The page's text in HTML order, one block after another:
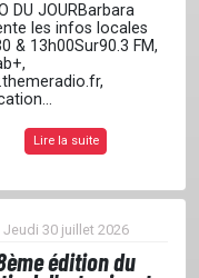
DU JOURBarbara
les infos locales
& 13h00Sur90.3 FM,
Lire la suite
Jeudi 30 juillet 2026
édition du